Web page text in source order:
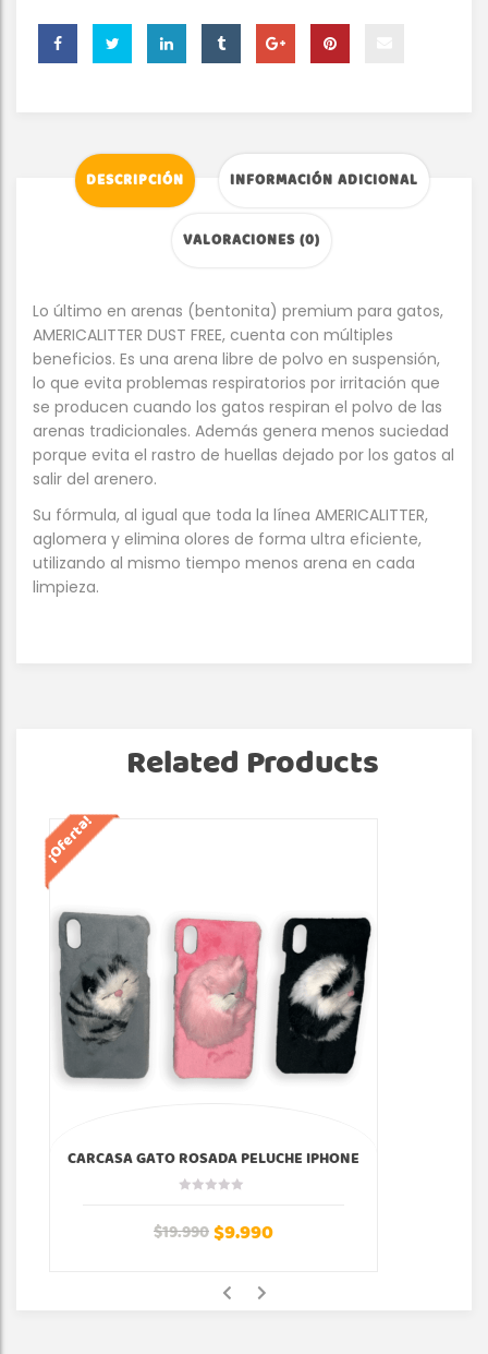
DESCRIPCIÓN INFORMACIÓN ADICIONAL
VALORACIONES (0)
Lo último en arenas (bentonita) premium para gatos,
AMERICALITTER DUST FREE, cuenta con múltiples
beneficios. Es una arena libre de polvo en suspensión,
lo que evita problemas respiratorios por irritación que
se producen cuando los gatos respiran el polvo de las
arenas tradicionales. Además genera menos suciedad
porque evita el rastro de huellas dejado por los gatos al
salir del arenero.
Su fórmula, al igual que toda la línea AMERICALITTER,
aglomera y elimina olores de forma ultra eficiente,
utilizando al mismo tiempo menos arena en cada
limpieza.
Related Products
¡Oferta!
CARCASA GATO ROSADA PELUCHE IPHONE
$19.990$9.990